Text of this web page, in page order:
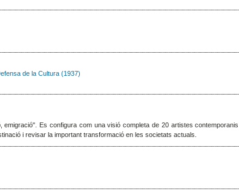
de la Cultura (1937)
Es configura com una visió completa de 20 artistes
i revisar la important transformació en les societats actuals.